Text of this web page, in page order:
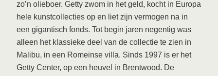
zo’n olieboer. Getty zwom in het geld, kocht in Europa
hele kunstcollecties op en liet zijn vermogen na in
een gigantisch fonds. Tot begin jaren negentig was
alleen het klassieke deel van de collectie te zien in
Malibu, in een Romeinse villa. Sinds 1997 is er het
Getty Center, op een heuvel in Brentwood. De